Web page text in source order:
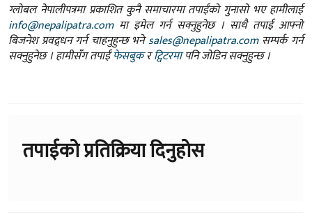
ग्लोबल नेपालीपत्रमा प्रकाशित कुनै समाचारमा तपाईंको गुनासो भए हामीलाई
info@nepalipatra.comमा इमेल गर्न सक्नुहुनेछ । साथै तपाई आफ्नो
बिजनेश प्रवद्र्धन गर्न चाहनुहुन्छ भनेsales@nepalipatra.comसम्पर्क गर्न
सक्नुहुनेछ । हामीसँग तपाईंफेसबुकरट्विटरमापनि जोडिन सक्नुहुन्छ ।
तपाईको प्रतिक्रिया दिनुहोस